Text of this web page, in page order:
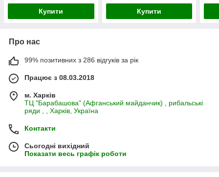
Купити Купити
Про нас
99% позитивних з 286 відгуків за рік
Працює з 08.03.2018
м. Харків
ТЦ "Барабашова" (Афганський майданчик) , рибальські
ряди , , Харків, Україна
Контакти
Сьогодні вихідний
Показати весь графік роботи